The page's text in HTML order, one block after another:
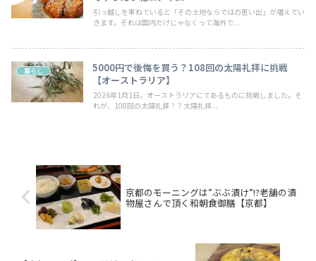
引っ越しを重ねていると「その土地ならではの思い出」が増えてい
きます。それは国内だけじゃなくって海外で...
暮らし
5000円で後悔を買う？108回の太陽礼拝に挑戦
【オーストラリア】
2026年1月1日。オーストラリアにてあるものに挑戦しました。そ
れが、108回の太陽礼拝！？太陽礼拝...
京都のモーニングは”ぶぶ漬け”!?老舗の漬
物屋さんで頂く和朝食御膳【京都】